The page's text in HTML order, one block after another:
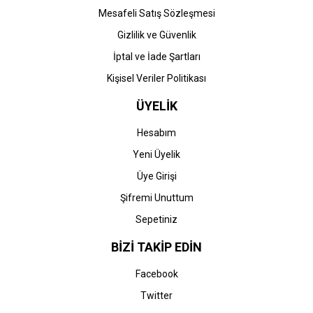
Mesafeli Satış Sözleşmesi
Gizlilik ve Güvenlik
İptal ve İade Şartları
Kişisel Veriler Politikası
ÜYELİK
Hesabım
Yeni Üyelik
Üye Girişi
Şifremi Unuttum
Sepetiniz
BİZİ TAKİP EDİN
Facebook
Twitter